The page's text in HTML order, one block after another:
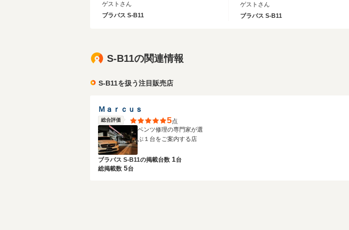
ゲストさん
ブラバス S-B11
ゲストさん
ブラバス S-B11
S-B11の関連情報
S-B11を扱う注目販売店
Ｍａｒｃｕｓ
総合評価 5点
ベンツ修理の専門家が選
ぶ１台をご案内する店
ブラバス S-B11の掲載台数 1台
総掲載数 5台